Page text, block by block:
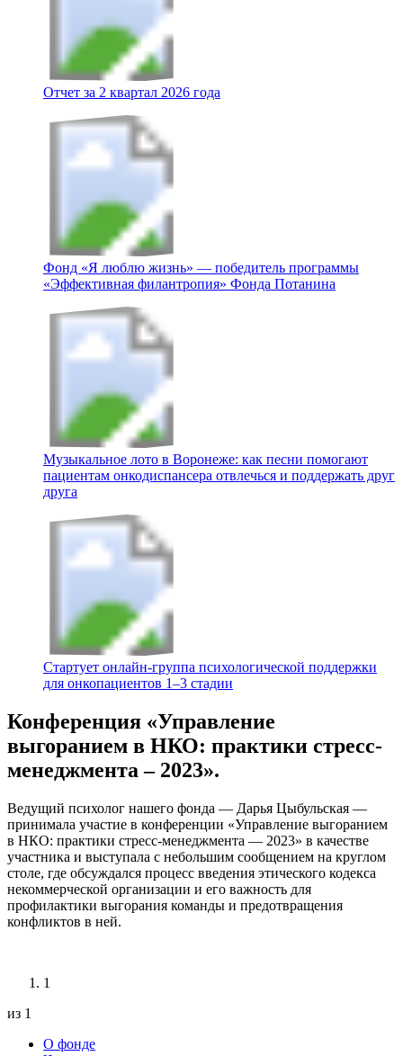
Отчет за 2 квартал 2026 года
Фонд «Я люблю жизнь» — победитель программы
«Эффективная филантропия» Фонда Потанина
Музыкальное лото в Воронеже: как песни помогают
пациентам онкодиспансера отвлечься и поддержать друг
друга
Стартует онлайн‑группа психологической поддержки
для онкопациентов 1–3 стадии
Конференция «Управление
выгоранием в НКО: практики стресс-
менеджмента – 2023».
Ведущий психолог нашего фонда — Дарья Цыбульская —
принимала участие в конференции «Управление выгоранием
в НКО: практики стресс-менеджмента — 2023» в качестве
участника и выступала с небольшим сообщением на круглом
столе, где обсуждался процесс введения этического кодекса
некоммерческой организации и его важность для
профилактики выгорания команды и предотвращения
конфликтов в ней.
1
из 1
О фонде